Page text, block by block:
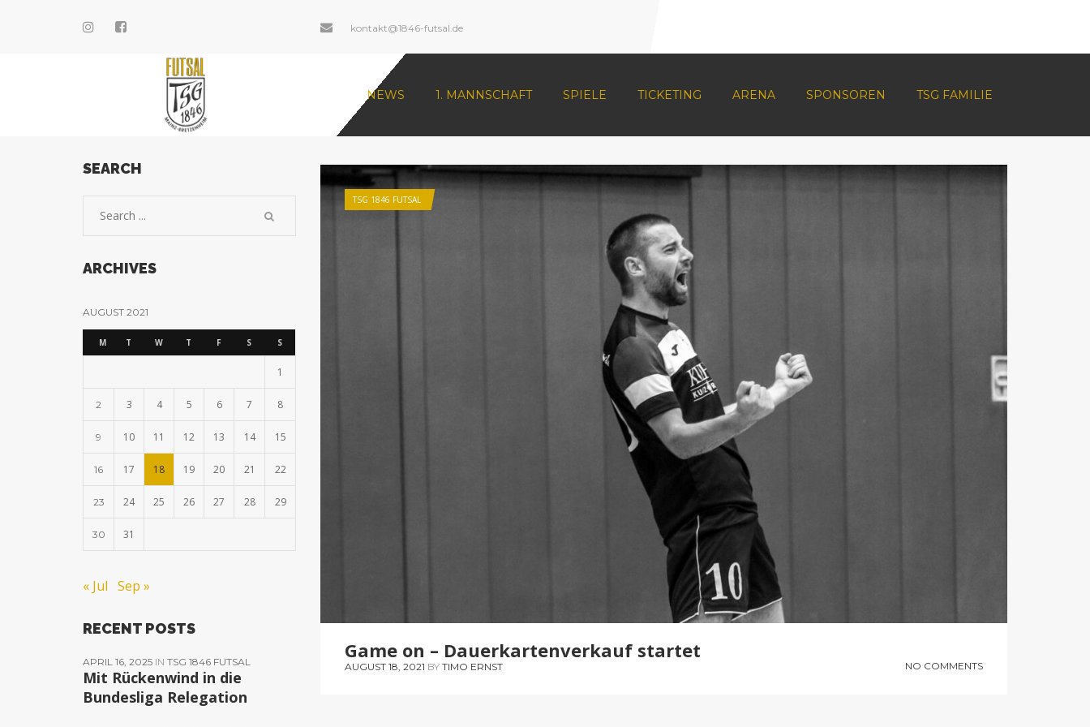
kontakt@1846-futsal.de
NEWS 1. MANNSCHAFT SPIELE TICKETING ARENA SPONSOREN TSG FAMILIE
TSG 1846 FUTSAL
Game on – Dauerkartenverkauf startet
AUGUST 18, 2021 BY TIMO ERNST NO COMMENTS
SEARCH
ARCHIVES
AUGUST 2021
M T W T F S S
1
2 3 4 5 6 7 8
9 10 11 12 13 14 15
16 17 18 19 20 21 22
23 24 25 26 27 28 29
30 31
« Jul Sep »
RECENT POSTS
APRIL 16, 2025 IN TSG 1846 FUTSAL
Mit Rückenwind in die
Bundesliga Relegation